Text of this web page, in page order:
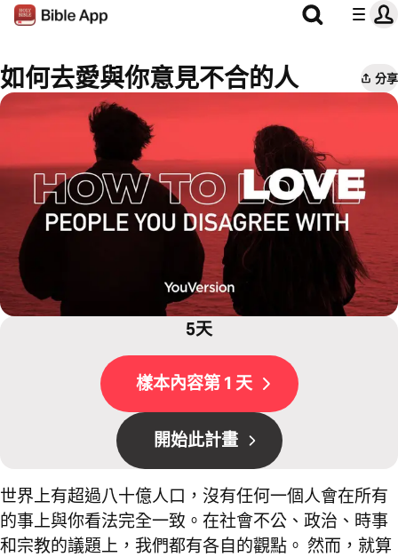
如何去愛與你意見不合的人 分享
5天
樣本內容第 1 天
開始此計畫
世界上有超過八十億人口，沒有任何一個人會在所有
的事上與你看法完全一致。在社會不公、政治、時事
和宗教的議題上，我們都有各自的觀點。 然而，就算